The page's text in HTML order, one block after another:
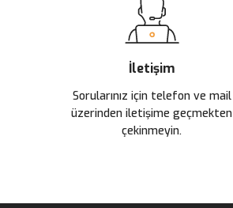
İletişim
Sorularınız için telefon ve mail
üzerinden iletişime geçmekten
çekinmeyin.